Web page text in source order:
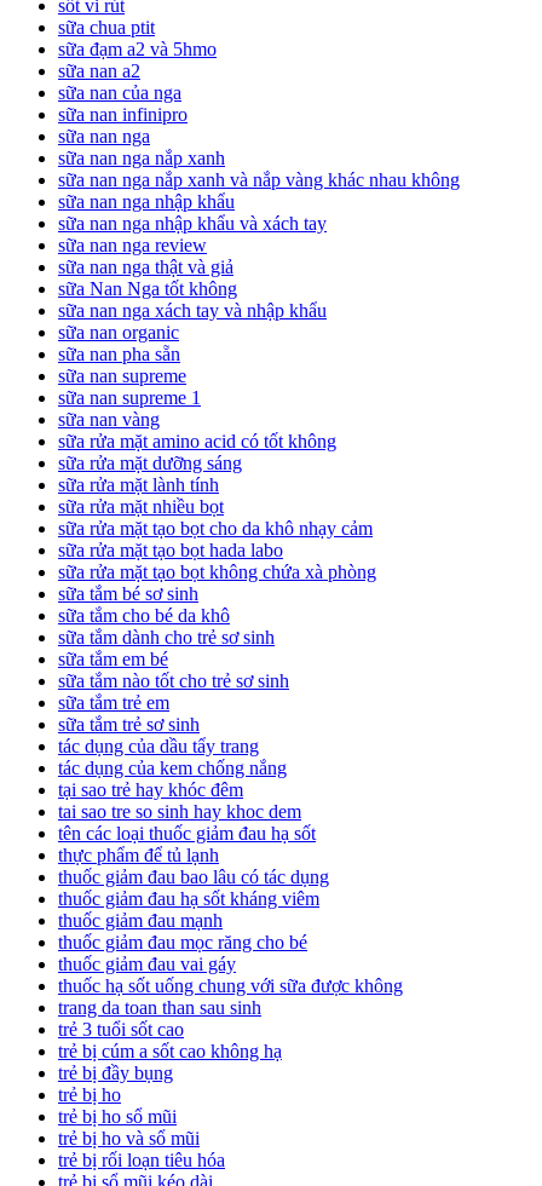
sốt vi rút
sữa chua ptit
sữa đạm a2 và 5hmo
sữa nan a2
sữa nan của nga
sữa nan infinipro
sữa nan nga
sữa nan nga nắp xanh
sữa nan nga nắp xanh và nắp vàng khác nhau không
sữa nan nga nhập khẩu
sữa nan nga nhập khẩu và xách tay
sữa nan nga review
sữa nan nga thật và giả
sữa Nan Nga tốt không
sữa nan nga xách tay và nhập khẩu
sữa nan organic
sữa nan pha sẵn
sữa nan supreme
sữa nan supreme 1
sữa nan vàng
sữa rửa mặt amino acid có tốt không
sữa rửa mặt dưỡng sáng
sữa rửa mặt lành tính
sữa rửa mặt nhiều bọt
sữa rửa mặt tạo bọt cho da khô nhạy cảm
sữa rửa mặt tạo bọt hada labo
sữa rửa mặt tạo bọt không chứa xà phòng
sữa tắm bé sơ sinh
sữa tắm cho bé da khô
sữa tắm dành cho trẻ sơ sinh
sữa tắm em bé
sữa tắm nào tốt cho trẻ sơ sinh
sữa tắm trẻ em
sữa tắm trẻ sơ sinh
tác dụng của dầu tẩy trang
tác dụng của kem chống nắng
tại sao trẻ hay khóc đêm
tai sao tre so sinh hay khoc dem
tên các loại thuốc giảm đau hạ sốt
thực phẩm để tủ lạnh
thuốc giảm đau bao lâu có tác dụng
thuốc giảm đau hạ sốt kháng viêm
thuốc giảm đau mạnh
thuốc giảm đau mọc răng cho bé
thuốc giảm đau vai gáy
thuốc hạ sốt uống chung với sữa được không
trang da toan than sau sinh
trẻ 3 tuổi sốt cao
trẻ bị cúm a sốt cao không hạ
trẻ bị đầy bụng
trẻ bị ho
trẻ bị ho sổ mũi
trẻ bị ho và sổ mũi
trẻ bị rối loạn tiêu hóa
trẻ bị sổ mũi kéo dài